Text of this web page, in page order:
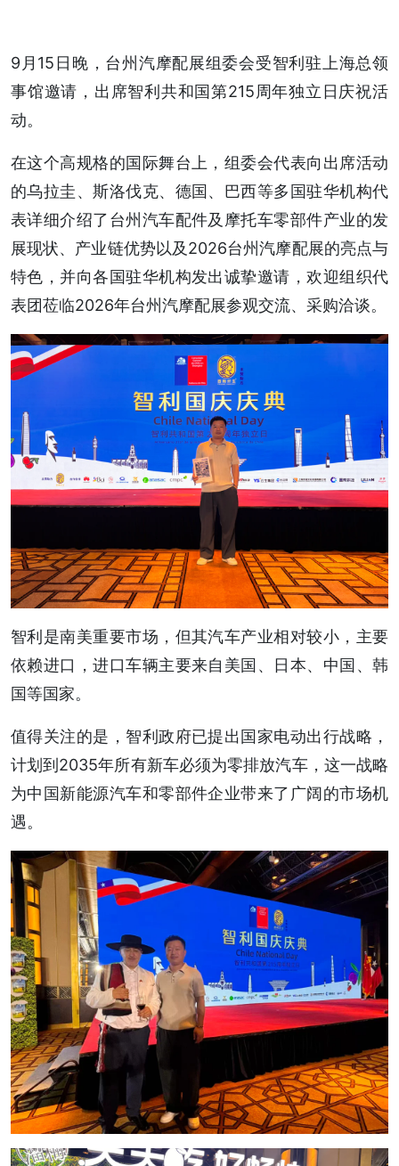
9月15日晚，台州汽摩配展组委会受智利驻上海总领
事馆邀请，出席智利共和国第215周年独立日庆祝活
动。
在这个高规格的国际舞台上，组委会代表向出席活动
的乌拉圭、斯洛伐克、德国、巴西等多国驻华机构代
表详细介绍了台州汽车配件及摩托车零部件产业的发
展现状、产业链优势以及2026台州汽摩配展的亮点与
特色，并向各国驻华机构发出诚挚邀请，欢迎组织代
表团莅临2026年台州汽摩配展参观交流、采购洽谈。
智利是南美重要市场，但其汽车产业相对较小，主要
依赖进口，进口车辆主要来自美国、日本、中国、韩
国等国家。
值得关注的是，智利政府已提出国家电动出行战略，
计划到2035年所有新车必须为零排放汽车，这一战略
为中国新能源汽车和零部件企业带来了广阔的市场机
遇。